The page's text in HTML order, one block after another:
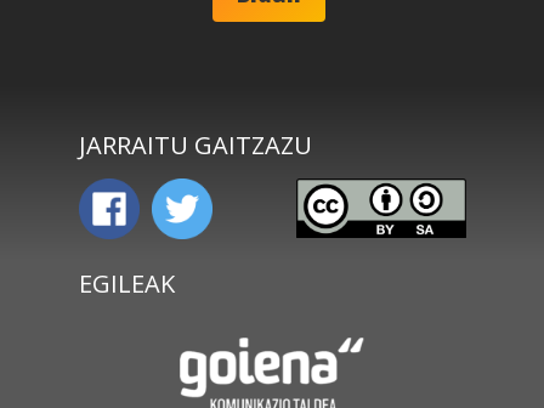
JARRAITU GAITZAZU
EGILEAK